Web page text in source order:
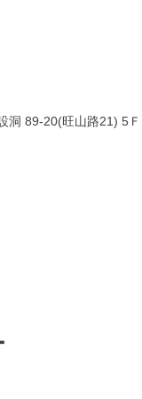
洞 89-20(旺山路21) 5